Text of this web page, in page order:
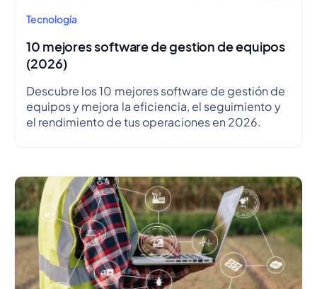
Tecnología
10 mejores software de gestion de equipos
(2026)
Descubre los 10 mejores software de gestión de
equipos y mejora la eficiencia, el seguimiento y
el rendimiento de tus operaciones en 2026.